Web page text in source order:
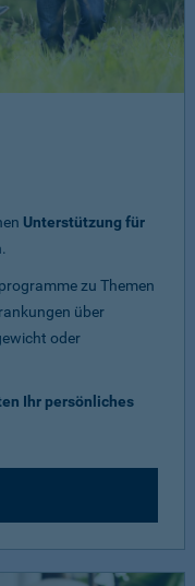
Unterstützung für
zu Themen
über
oder
Ihr persönliches